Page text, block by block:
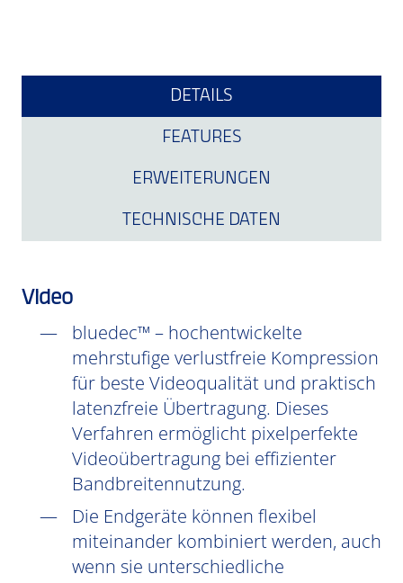
DETAILS
FEATURES
ERWEITERUNGEN
TECHNISCHE DATEN
Video
bluedec™ – hochentwickelte
mehrstufige verlustfreie Kompression
für beste Videoqualität und praktisch
latenzfreie Übertragung. Dieses
Verfahren ermöglicht pixelperfekte
Videoübertragung bei effizienter
Bandbreitennutzung.
Die Endgeräte können flexibel
miteinander kombiniert werden, auch
wenn sie unterschiedliche